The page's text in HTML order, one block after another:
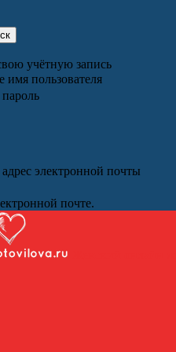
учётную запись
имя пользователя
электронной почты
почте.